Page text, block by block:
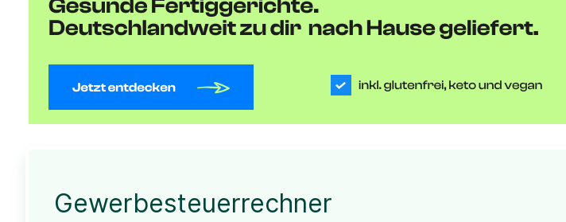
Gewerbesteuerrechner